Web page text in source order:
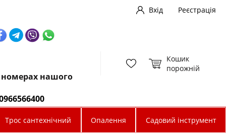
Вхід Реєстрація
номерах нашого
Кошик
порожній
Трос сантехнічний Опалення Садовий інструмент